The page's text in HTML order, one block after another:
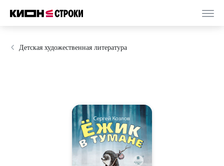
Детская художественная литература